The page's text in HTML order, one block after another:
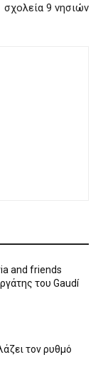
σχολεία 9 νησιών
and friends
του Gaudí
τον ρυθμό